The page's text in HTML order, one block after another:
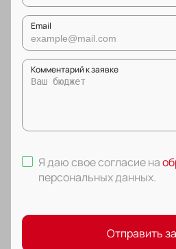
Email
Комментарий к заявке
Я даю свое согласие на
персональных данных.
Отправить